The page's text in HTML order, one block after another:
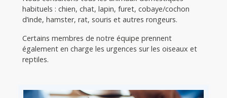
habituels : chien, chat, lapin, furet, cobaye/cochon
d’inde, hamster, rat, souris et autres rongeurs.
Certains membres de notre équipe prennent
également en charge les urgences sur les oiseaux et
reptiles.